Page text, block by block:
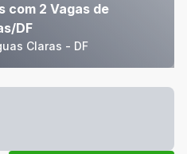
com 2 Vagas de
DF
Claras - DF